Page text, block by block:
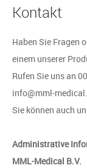
Kontakt
Haben Sie Fragen
einem unserer
Rufen Sie uns an
info@mml-
Sie können auch
Administrative
MML-Medical B.V.